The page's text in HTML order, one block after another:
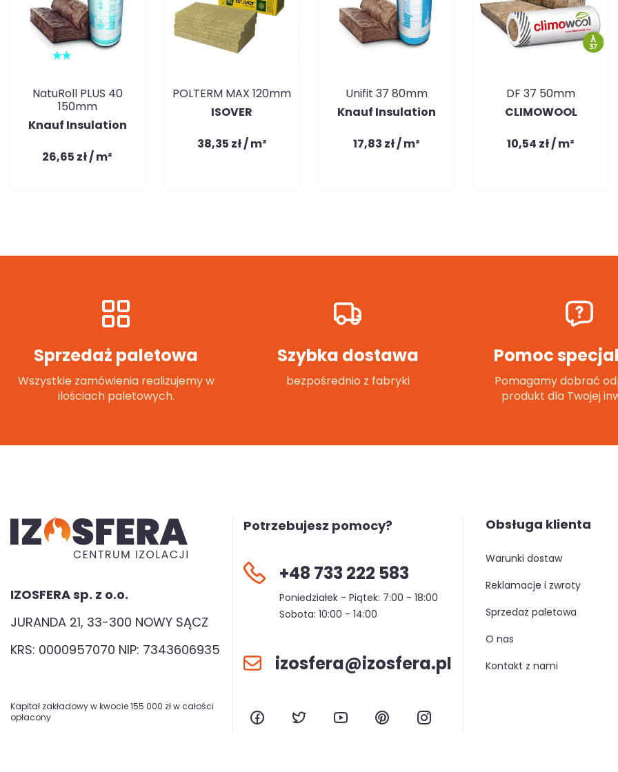
NatuRoll PLUS 40
150mm
Knauf Insulation
26,65 zł / m²
POLTERM MAX 120mm
ISOVER
38,35 zł / m²
Unifit 37 80mm
Knauf Insulation
17,83 zł / m²
DF 37 50mm
CLIMOWOOL
10,54 zł / m²
Sprzedaż paletowa
Wszystkie zamówienia realizujemy w
ilościach paletowych.
Szybka dostawa
bezpośrednio z fabryki
Pomoc
Pomagamy dobrać
produkt dla Twojej
IZOSFERA sp. z o.o.
JURANDA 21, 33-300 NOWY SĄCZ
KRS: 0000957070 NIP: 7343606935
Kapitał zakładowy w kwocie 155 000 zł w całości
opłacony
Potrzebujesz pomocy?
+48 733 222 583
Poniedziałek - Piątek: 7:00 - 18:00
Sobota: 10:00 - 14:00
izosfera@izosfera.pl
Obsługa klienta
warunki dostaw
reklamacje i zwroty
sprzedaż paletowa
o nas
kontakt z nami